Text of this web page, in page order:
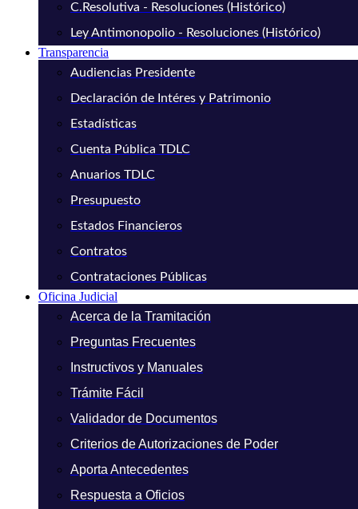
C.Resolutiva - Resoluciones (Histórico)
Ley Antimonopolio - Resoluciones (Histórico)
Transparencia
Audiencias Presidente
Declaración de Intéres y Patrimonio
Estadísticas
Cuenta Pública TDLC
Anuarios TDLC
Presupuesto
Estados Financieros
Contratos
Contrataciones Públicas
Oficina Judicial
Acerca de la Tramitación
Preguntas Frecuentes
Instructivos y Manuales
Trámite Fácil
Validador de Documentos
Criterios de Autorizaciones de Poder
Aporta Antecedentes
Respuesta a Oficios